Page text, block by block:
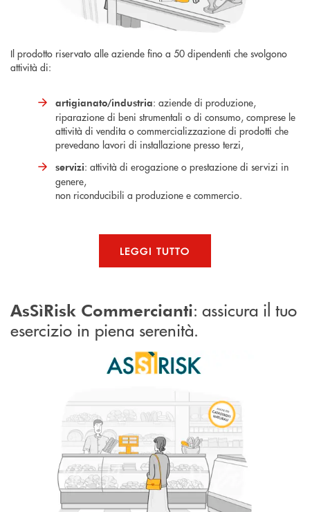
Il prodotto riservato alle aziende fino a 50 dipendenti che svolgono
attività di:
artigianato/industria: aziende di produzione,
riparazione di beni strumentali o di consumo, comprese le
attività di vendita o commercializzazione di prodotti che
prevedano lavori di installazione presso terzi,
servizi: attività di erogazione o prestazione di servizi in
genere,
non riconducibili a produzione e commercio.
LEGGI TUTTO
AsSìRisk Commercianti: assicura il tuo
esercizio in piena serenità.